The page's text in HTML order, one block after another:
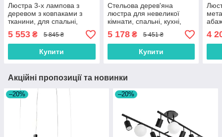
Люстра 3-х лампова з
деревом з ковпаками з
тканини, для спальні,
зали, вітальні
5 553 ₴ 5 845 ₴
Купити
Стельова дерев'яна
люстра для невеликої
кімнати, спальні, кухні,
передпокою
5 178₴ 5 451 ₴
Купити
4
Акційні пропозиції та новинки
–20% –20%